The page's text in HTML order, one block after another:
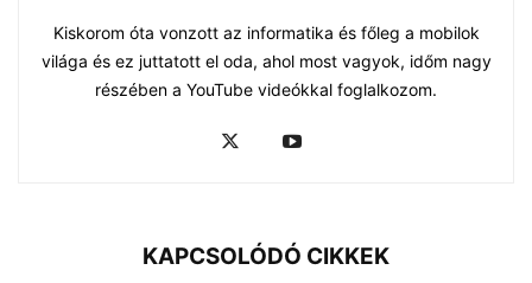
Kiskorom óta vonzott az informatika és főleg a mobilok
világa és ez juttatott el oda, ahol most vagyok, időm nagy
részében a YouTube videókkal foglalkozom.
KAPCSOLÓDÓ CIKKEK